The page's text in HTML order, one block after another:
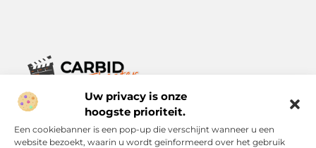
Uw privacy is onze
hoogste prioriteit.
Een cookiebanner is een pop-up die verschijnt wanneer u een
website bezoekt, waarin u wordt geïnformeerd over het gebruik
Verhalen die het alledaagse leven verrijken.
Ontdek een breed scala aan blogs en artikelen die je inspireren,
informeren en verrijken – voor elke dag, voor iedereen.